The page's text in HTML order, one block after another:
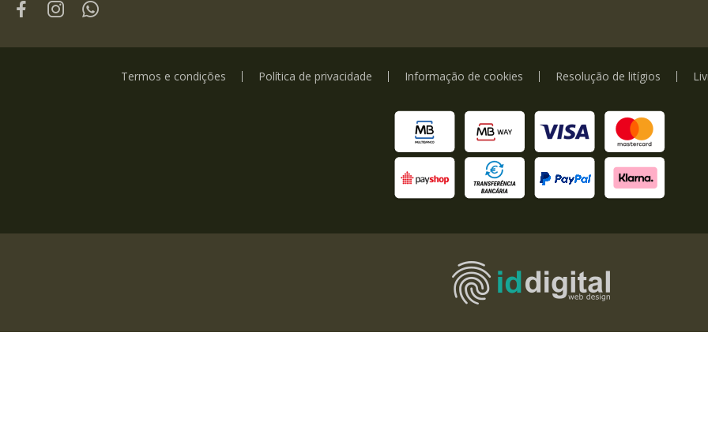
Termos e condições Política de privacidade Informação de cookies Resolução de litígios